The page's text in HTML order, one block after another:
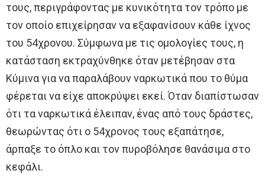
τους, περιγράφοντας με κυνικότητα τον τρόπο με
τον οποίο επιχείρησαν να εξαφανίσουν κάθε ίχνος
του 54χρονου. Σύμφωνα με τις ομολογίες τους, η
κατάσταση εκτραχύνθηκε όταν μετέβησαν στα
Κύμινα για να παραλάβουν ναρκωτικά που το θύμα
φέρεται να είχε αποκρύψει εκεί. Όταν διαπίστωσαν
ότι τα ναρκωτικά έλειπαν, ένας από τους δράστες,
θεωρώντας ότι ο 54χρονος τους εξαπάτησε,
άρπαξε το όπλο και τον πυροβόλησε θανάσιμα στο
κεφάλι.